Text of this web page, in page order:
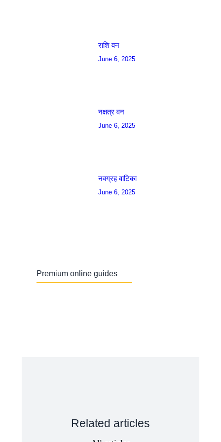
राशि वन
June 6, 2025
नक्षत्र वन
June 6, 2025
नवग्रह वाटिका
June 6, 2025
Premium online guides
Related articles